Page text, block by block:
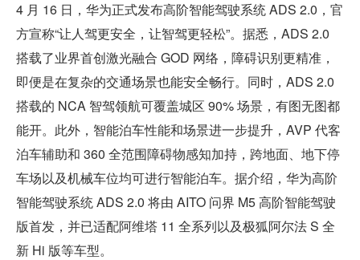
4 月 16 日，华为正式发布高阶智能驾驶系统 ADS 2.0，官
方宣称“让人驾更安全，让智驾更轻松”。据悉，ADS 2.0
搭载了业界首创激光融合 GOD 网络，障碍识别更精准，
即便是在复杂的交通场景也能安全畅行。同时，ADS 2.0
搭载的 NCA 智驾领航可覆盖城区 90% 场景，有图无图都
能开。此外，智能泊车性能和场景进一步提升，AVP 代客
泊车辅助和 360 全范围障碍物感知加持，跨地面、地下停
车场以及机械车位均可进行智能泊车。据介绍，华为高阶
智能驾驶系统 ADS 2.0 将由 AITO 问界 M5 高阶智能驾驶
版首发，并已适配阿维塔 11 全系列以及极狐阿尔法 S 全
新 Hi 版等车型。